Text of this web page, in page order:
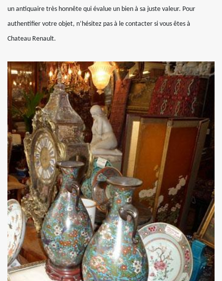
un antiquaire très honnête qui évalue un bien à sa juste valeur. Pour
authentifier votre objet, n’hésitez pas à le contacter si vous êtes à
Chateau Renault.